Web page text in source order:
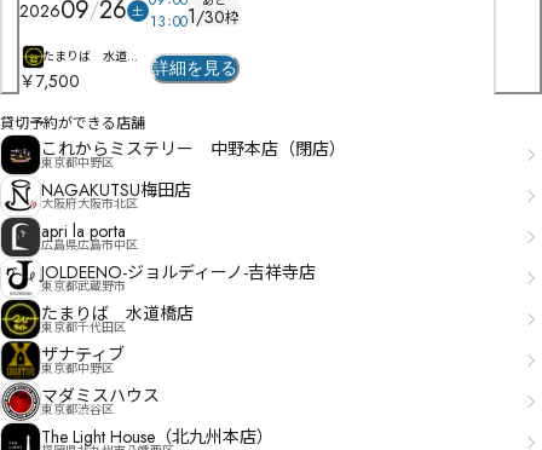
202609 26 土 13 001/30枠
たまりば 水道橋
店
￥7,500
詳細を見る
貸切予約ができる店舗
これからミステリー 中野本店（閉店）
東京都中野区
NAGAKUTSU梅田店
大阪府大阪市北区
apri la porta
広島県広島市中区
JOLDEENO-ジョルディーノ-吉祥寺店
東京都武蔵野市
たまりば 水道橋店
東京都千代田区
ザナティブ
東京都中野区
マダミスハウス
東京都渋谷区
The Light House（北九州本店）